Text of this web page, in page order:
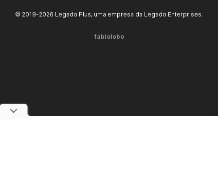
© 2019-2026 Legado Plus, uma empresa da Legado Enterprises.
fabiolobo